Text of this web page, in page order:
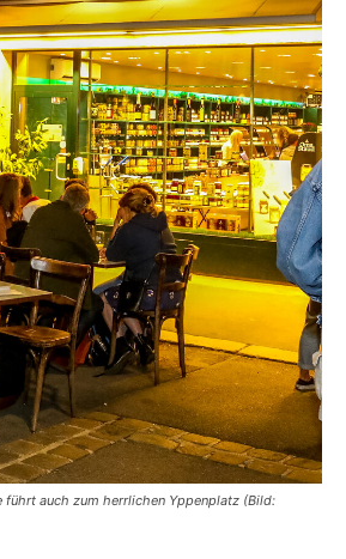
führt auch zum herrlichen Yppenplatz (Bild: